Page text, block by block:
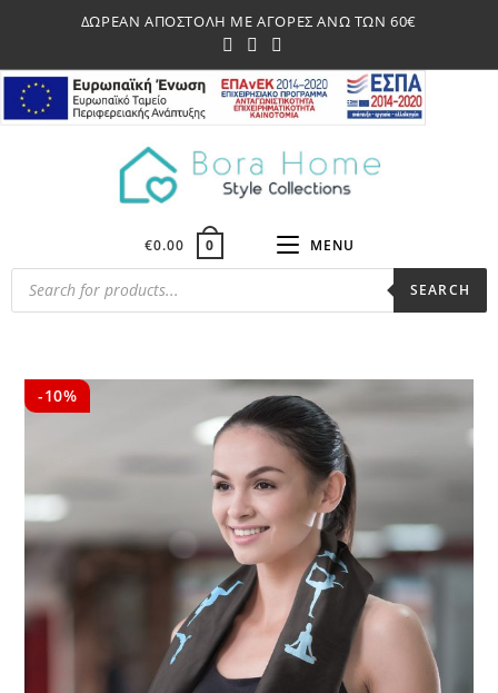
ΔΩΡΕΑΝ ΑΠΟΣΤΟΛΗ ΜΕ ΑΓΟΡΕΣ ΑΝΩ ΤΩΝ 60€
€0.00 0 MENU
Products
search
SEARCH
-10%